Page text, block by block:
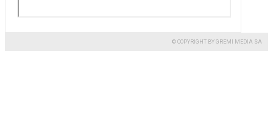
© COPYRIGHT BY GREMI MEDIA SA